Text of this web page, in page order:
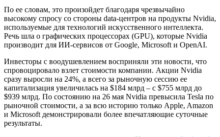
По ее словам, это произойдет благодаря чрезвычайно
высокому спросу со стороны data-центров на продукты Nvidia,
используемые для технологий искусственного интеллекта.
Речь шла о графических процессорах (GPU), которые Nvidia
производит для ИИ-сервисов от Google, Microsoft и OpenAI.
Инвесторы с воодушевлением восприняли эти новости, что
спровоцировало взлет стоимости компании. Акции Nvidia
сразу выросли на 24%, а всего за рыночную сессию ее
капитализация увеличилась на $184 млрд – с $755 млрд до
$939 млрд. По состоянию на 26 мая Nvidia превысила Tesla по
рыночной стоимости, а за всю историю только Apple, Amazon
и Microsoft демонстрировали более впечатляющие суточные
результаты.